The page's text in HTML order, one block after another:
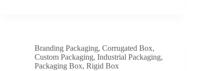
Branding Packaging, Corrugated Box,
Custom Packaging, Industrial Packaging,
Packaging Box, Rigid Box